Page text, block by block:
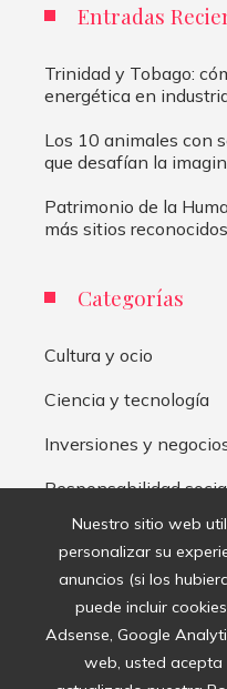
Nuestro sitio web
personalizar su
anuncios (si los
puede incluir
Adsense, Google
web, usted acepta
Entradas
Trinidad y Tobago:
energética en
Los 10 animales con
que desafían la
Patrimonio de la
más sitios reconocidos
Categorías
Cultura y ocio
Ciencia y tecnología
Inversiones y
Responsabilidad
Mapa Del Sitio
Aviso Legal
Quiénes somos